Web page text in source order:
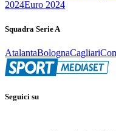
2024Euro 2024
Squadra Serie A
AtalantaBolognaCagliari
Seguici su